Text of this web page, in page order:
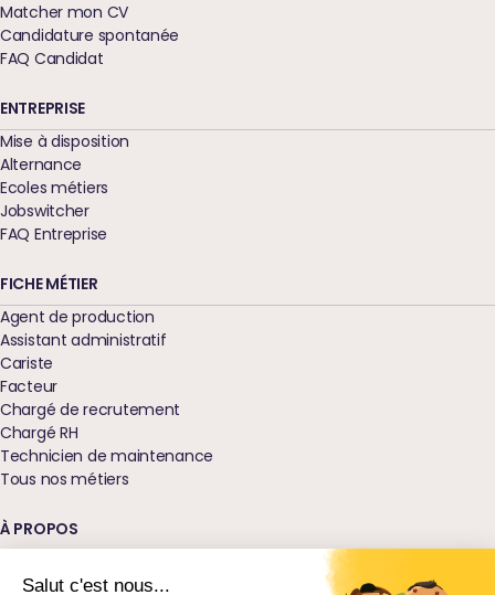
Salut c'est nous...
Matcher mon CV
Candidature spontanée
FAQ Candidat
ENTREPRISE
Mise à disposition
Alternance
Ecoles métiers
Jobswitcher
FAQ Entreprise
FICHE MÉTIER
Agent de production
Assistant administratif
Cariste
Facteur
Chargé de recrutement
Chargé RH
Technicien de maintenance
Tous nos métiers
À PROPOS
Nos agences